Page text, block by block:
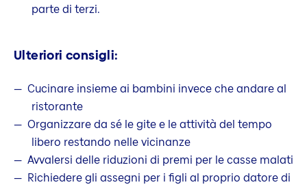
parte di terzi.
Ulteriori consigli:
Cucinare insieme ai bambini invece che andare al
ristorante
Organizzare da sé le gite e le attività del tempo
libero restando nelle vicinanze
Avvalersi delle riduzioni di premi per le casse malati
Richiedere gli assegni per i figli al proprio datore di